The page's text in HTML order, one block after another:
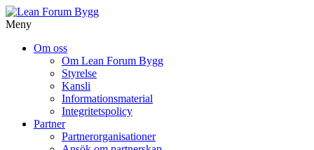
Meny
Om oss
Om Lean Forum Bygg
Styrelse
Kansli
Informationsmaterial
Integritetspolicy
Partner
Partnerorganisationer